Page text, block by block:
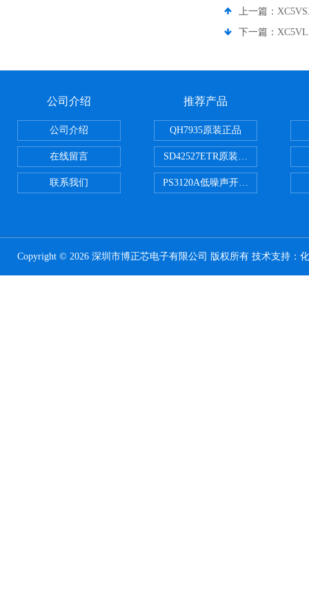
上一篇：
下一篇：
公司介绍
公司介绍
在线留言
联系我们
推荐产品
QH7935原装正品
SD42527ETR原装正品
PS3120A低噪声开关电容器原装正
Copyright © 2026 深圳市博正芯电子有限公司 版权所有 技术支持：